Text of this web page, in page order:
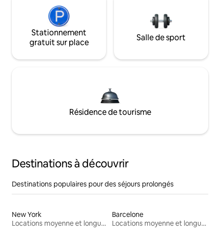
Stationnement
gratuit sur place
Salle de sport
Résidence de tourisme
Destinations à découvrir
Destinations populaires pour des séjours prolongés
New York
Locations moyenne et longue durée
Barcelone
Locations moyenne et longue durée